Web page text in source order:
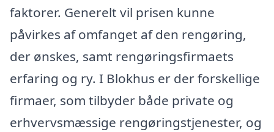
faktorer. Generelt vil prisen kunne
påvirkes af omfanget af den rengøring,
der ønskes, samt rengøringsfirmaets
erfaring og ry. I Blokhus er der forskellige
firmaer, som tilbyder både private og
erhvervsmæssige rengøringstjenester, og